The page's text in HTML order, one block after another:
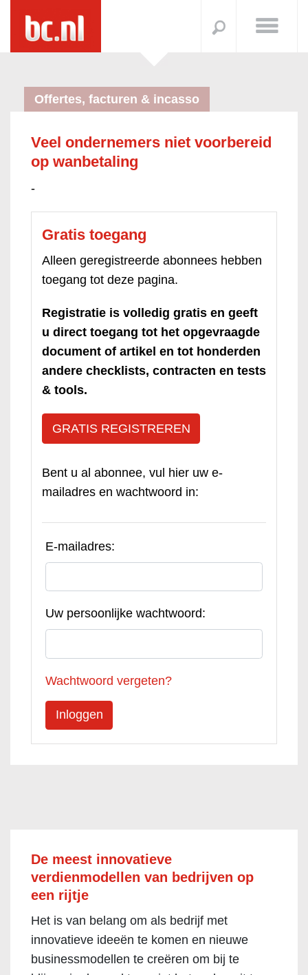
Offertes, facturen & incasso
Veel ondernemers niet voorbereid
op wanbetaling
-
Gratis toegang
Alleen geregistreerde abonnees hebben
toegang tot deze pagina.
Registratie is volledig gratis en geeft
u direct toegang tot het opgevraagde
document of artikel en tot honderden
andere checklists, contracten en tests
& tools.
GRATIS REGISTREREN
Bent u al abonnee, vul hier uw e-
mailadres en wachtwoord in:
E-mailadres:
Uw persoonlijke wachtwoord:
Wachtwoord vergeten?
De meest innovatieve
verdienmodellen van bedrijven op
een rijtje
Het is van belang om als bedrijf met
innovatieve ideeën te komen en nieuwe
businessmodellen te creëren om bij te